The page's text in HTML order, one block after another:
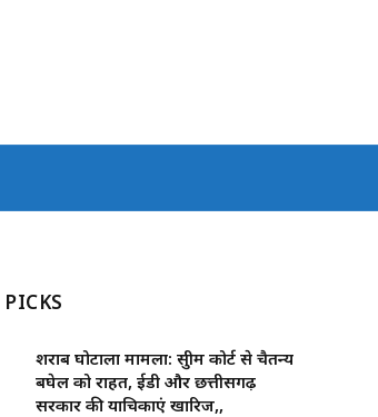
शराब घोटाला मामला: सुप्रीम कोर्ट से चैतन्य
बघेल को राहत, ईडी और छत्तीसगढ़
सरकार की याचिकाएं खारिज,,